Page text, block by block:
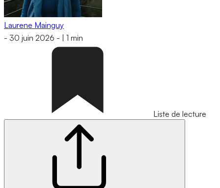
Laurene Mainguy
- 30 juin 2026 - 1 min
Liste de lecture